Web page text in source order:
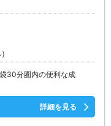
30分圏内の便利な成
詳細を見る